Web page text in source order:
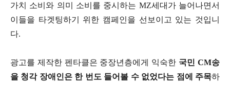
가치 소비와 의미 소비를 중시하는 MZ세대가 늘어나면서
이들을 타겟팅하기 위한 캠페인을 선보이고 있는 것입니
다.
광고를 제작한 펜타클은 중장년층에게 익숙한 국민 CM송
을 청각 장애인은 한 번도 들어볼 수 없었다는 점에 주목하